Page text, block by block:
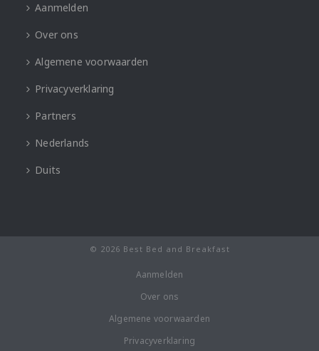
Aanmelden
Over ons
Algemene voorwaarden
Privacyverklaring
Partners
Nederlands
Duits
© 2026 Best Bed and Breakfast
Aanmelden
Over ons
Algemene voorwaarden
Privacyverklaring